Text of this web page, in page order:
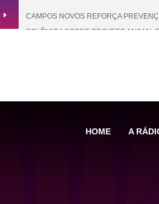
CAMPOS NOVOS REFORÇA
POLÊMICA SOBRE PROJETO ANIMAL
CAMPOS NOVOS RECEBE MAIS DE
COLÉGIO AUXILIADORA: 71 ANOS
HOME A